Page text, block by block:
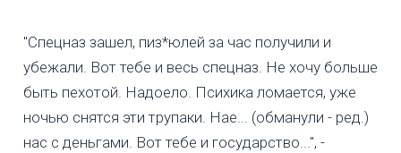
"Спецназ зашел, пиз*юлей за час получили и
убежали. Вот тебе и весь спецназ. Не хочу больше
быть пехотой. Надоело. Психика ломается, уже
ночью снятся эти трупаки. Нае... (обманули - ред.)
нас с деньгами. Вот тебе и государство...", -